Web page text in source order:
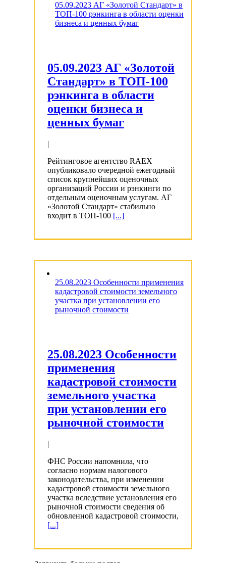
05.09.2023 АГ «Золотой Стандарт» в
ТОП-100 рэнкинга в области оценки
бизнеса и ценных бумаг
05.09.2023 АГ «Золотой
Стандарт» в ТОП-100
рэнкинга в области
оценки бизнеса и
ценных бумаг
|
Рейтинговое агентство RAEX
опубликовало очередной ежегодный
список крупнейших оценочных
организаций России и рэнкинги по
отдельным оценочным услугам. АГ
«Золотой Стандарт» стабильно
входит в ТОП-100 [...]
25.08.2023 Особенности применения
кадастровой стоимости земельного
участка при установлении его
рыночной стоимости
25.08.2023 Особенности
применения
кадастровой стоимости
земельного участка
при установлении его
рыночной стоимости
|
ФНС России напомнила, что
согласно нормам налогового
законодательства, при изменении
кадастровой стоимости земельного
участка вследствие установления его
рыночной стоимости сведения об
обновленной кадастровой стоимости,
[...]